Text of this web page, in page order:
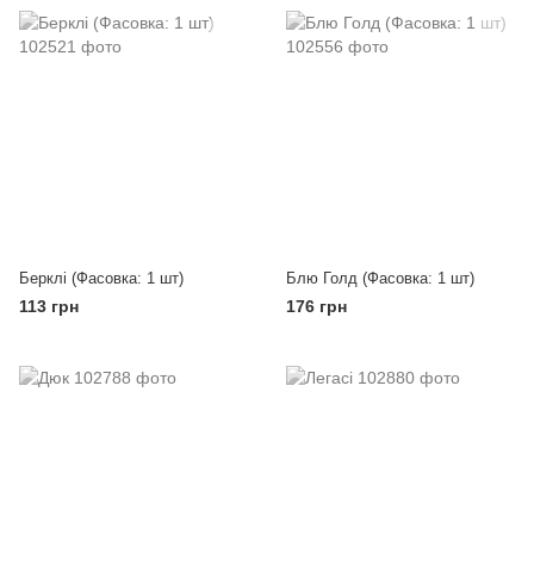
Берклі (Фасовка: 1 шт)
113 грн
Блю Голд (Фасовка: 1 шт)
176 грн